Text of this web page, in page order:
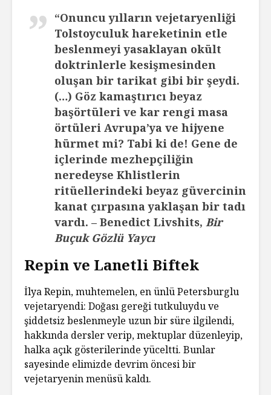
“Onuncu yılların vejetaryenliği
Tolstoyculuk hareketinin etle
beslenmeyi yasaklayan okült
doktrinlerle kesişmesinden
oluşan bir tarikat gibi bir şeydi.
(…) Göz kamaştırıcı beyaz
başörtüleri ve kar rengi masa
örtüleri Avrupa’ya ve hijyene
hürmet mi? Tabi ki de! Gene de
içlerinde mezhepçiliğin
neredeyse Khlistlerin
ritüellerindeki beyaz güvercinin
kanat çırpasına yaklaşan bir tadı
vardı. – Benedict Livshits, Bir
Buçuk Gözlü Yaycı
Repin ve Lanetli Biftek
İlya Repin, muhtemelen, en ünlü Petersburglu
vejetaryendi: Doğası gereği tutkuluydu ve
şiddetsiz beslenmeyle uzun bir süre ilgilendi,
hakkında dersler verip, mektuplar düzenleyip,
halka açık gösterilerinde yüceltti. Bunlar
sayesinde elimizde devrim öncesi bir
vejetaryenin menüsü kaldı.